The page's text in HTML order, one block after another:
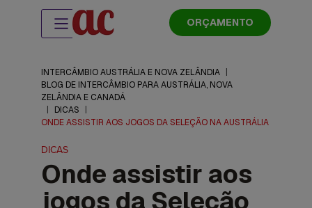
ORÇAMENTO
INTERCÂMBIO AUSTRÁLIA E NOVA ZELÂNDIA
BLOG DE INTERCÂMBIO PARA AUSTRÁLIA, NOVA
ZELÂNDIA E CANADÁ
DICAS
ONDE ASSISTIR AOS JOGOS DA SELEÇÃO NA AUSTRÁLIA
DICAS
Onde assistir aos
jogos da Seleção